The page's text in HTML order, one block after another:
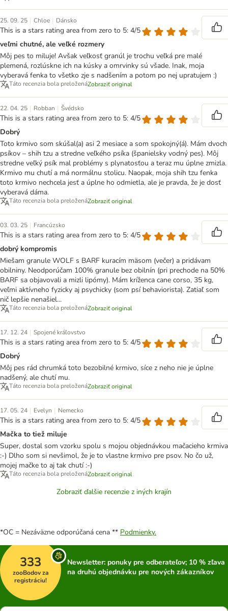
25. 09. 25 | Chloe | Dánsko
This is a stars rating area from zero to 5: 4/5
veľmi chutné, ale veľké rozmery
Môj pes to miluje! Avšak veľkosť granúl je trochu veľká pre malé
plemená, rozlúskne ich na kúsky a omrvinky sú všade. Inak, moja
vyberavá fenka to všetko zje s nadšením a potom po nej upratujem :)
Táto recenzia bola preloženáZobraziť original
22. 04. 25 | Robban | Švédsko
This is a stars rating area from zero to 5: 4/5
Dobrý
Toto krmivo som skúšal(a) asi 2 mesiace a som spokojný(á). Mám dvoch
psíkov – shih tzu a stredne veľkého psíka (španielsky vodný pes). Môj
stredne veľký psík mal problémy s plynatosťou a teraz mu úplne zmizla.
Krmivo mu chutí a má normálnu stolicu. Naopak, moja shih tzu fenka
toto krmivo nechcela jesť a úplne ho odmietla, ale je pravda, že je dosť
vyberavá dáma.
Táto recenzia bola preloženáZobraziť original
03. 03. 25 | Francúzsko
This is a stars rating area from zero to 5: 4/5
dobrý kompromis
Miešam granule WOLF s BARF kuracím mäsom (večer) a pridávam
obilniny. Neodporúčam 100% granule bez obilnín (pri prechode na 50%
BARF sa objavovali a mizli lipómy). Mám kríženca cane corso, 35 kg,
veľmi aktívneho fyzicky aj psychicky (som psí behaviorista). Zatiaľ som
nič lepšie nenašiel...
Táto recenzia bola preloženáZobraziť original
17. 12. 24 | Spojené kráľovstvo
This is a stars rating area from zero to 5: 4/5
Dobrý
Môj pes rád chrumká toto bezobilné krmivo, síce z neho nie je úplne
nadšený, ale chutí mu.
Táto recenzia bola preloženáZobraziť original
17. 05. 24 | Evelyn | Nemecko
This is a stars rating area from zero to 5: 4/5
Mačka to tiež miluje
Super, dostal som vzorku spolu s mojou objednávkou mačacieho krmiva
:-) Dlho som si nevšimol, že je to vlastne krmivo pre psov. No čo už,
mojej mačke to aj tak chutí :-)
Táto recenzia bola preloženáZobraziť original
Zobraziť ďalšie recenzie z iných krajín
*OC = Nezáväzne odporúčaná cena ** Podmienky.
333
zooBodov za
registráciu!
Newsletter: ponuky pre odberateľov; 10 % zľava
na druhú objednávku pre nových zákazníkov